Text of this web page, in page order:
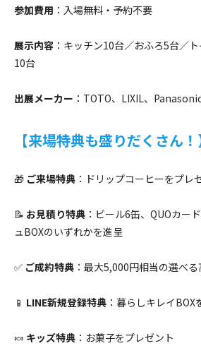
参加費用 ：入場無料・予約不要
展示内容 ：キッチン10台／おふろ5台／
10台
出展メーカー ：TOTO、LIXIL、
【来場特典も盛りだくさん！
🎁 ご来場特典 ：ドリップコーヒーをプレ
📝 お見積り特典 ：ビール6缶、QUOカー
ュBOXのいずれかを進呈
✅ ご成約特典 ：最大5,000円相当の選べ
📱 LINE新規登録特典 ：暮らしキレイBOX
🍬 キッズ特典 ：お菓子をプレゼント